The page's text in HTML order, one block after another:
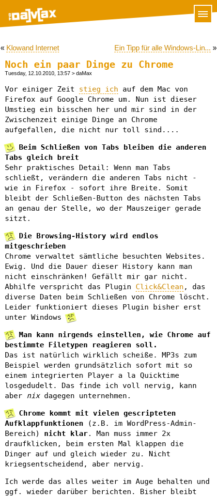
« Klowand Internet Ein Tipp für alle Windows-Lin... »
Noch ein paar Dinge zu Chrome
Tuesday, 12.10.2010, 13:57 > daMax
Vor einiger Zeit stieg ich auf dem Mac von
Firefox auf Google Chrome um. Nun ist dieser
Umstieg ein bisschen her und mir sind in der
Zwischenzeit einige Dinge an Chrome
aufgefallen, die nicht nur toll sind....
Beim Schließen von Tabs bleiben die anderen
Tabs gleich breit
Sehr praktisches Detail: Wenn man Tabs
schließt, verändern die anderen Tabs nicht -
wie in Firefox - sofort ihre Breite. Somit
bleibt der Schließen-Button des nächsten Tabs
an genau der Stelle, wo der Mauszeiger gerade
sitzt.
Die Browsing-History wird endlos
mitgeschrieben
Chrome verwaltet sämtliche besuchten Websites.
Ewig. Und die Dauer dieser History kann man
nicht einschränken! Gefällt mir gar nicht.
Abhilfe verspricht das Plugin Click&Clean , das
diverse Daten beim Schließen von Chrome löscht.
Leider funktioniert dieses Plugin bisher erst
unter Windows
Man kann nirgends einstellen, wie Chrome auf
bestimmte Filetypen reagieren soll.
Das ist natürlich wirklich scheiße. MP3s zum
Beispiel werden grundsätzlich sofort mit so
einem integrierten Player a la Quicktime
losgedudelt. Das finde ich voll nervig, kann
aber nixdagegen unternehmen.
Chrome kommt mit vielen gescripteten
Aufklappfunktionen (z.B. im WordPress-Admin-
Bereich) nicht klar. Man muss immer 2x
draufklicken, beim ersten Mal klappen die
Dinger auf und gleich wieder zu. Nicht
kriegsentscheidend, aber nervig.
Ich werde das alles weiter im Auge behalten und
ggf. wieder darüber berichten. Bisher bleibt